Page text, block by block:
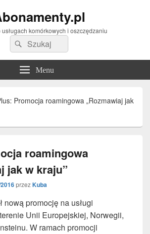
usługach komórkowych i oszczędzaniu
Search
for:
Search
Menu
Promocja roamingowa „Rozmawiaj jak
roamingowa
jak w kraju”
przezKuba
nową promocję na usługi
Unii Europejskiej, Norwegii,
W ramach promocji